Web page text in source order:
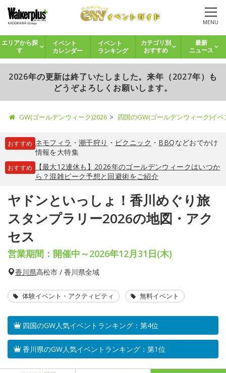
MENU
エリアから探
す
イベント
カレンダー
イベント
ランキング
カテゴリ別
おすすめ
最新
ニュース
2026年の更新は終了いたしました。来年（2027年）も
どうぞよろしくお願いします。
GW(ゴールデンウィーク)2026 四国のGW(ゴールデンウィーク)イ
おすすめ ネモフィラ ・ 潮干狩り ・ ピクニック ・ BBQなどおでかけ
情報を大特集
おすすめ
【最大12連休も】2026年のゴールデンウィークはいつか
ら？混雑ピーク予想と回避術をご紹介
ヤドンといっしょ！香川めぐり旅
スタンプラリー2026の地図・アク
セス
営業期間：開催中～2026年12月31日(木)
香川県高松市 / 香川県全域
体験イベント・アクティビティ 無料イベント
四国のGW人気イベントランキング：第4位
香川県のGW人気イベントランキング：第1位